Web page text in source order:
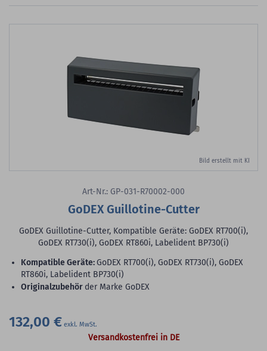
Bild erstellt mit KI
Art-Nr.: GP-031-R70002-000
GoDEX Guillotine-Cutter
GoDEX Guillotine-Cutter, Kompatible Geräte: GoDEX RT700(i),
GoDEX RT730(i), GoDEX RT860i, Labelident BP730(i)
Kompatible Geräte:GoDEX RT700(i), GoDEX RT730(i), GoDEX
RT860i, Labelident BP730(i)
Originalzubehör der Marke GoDEX
132,00 €
Versandkostenfrei in DE